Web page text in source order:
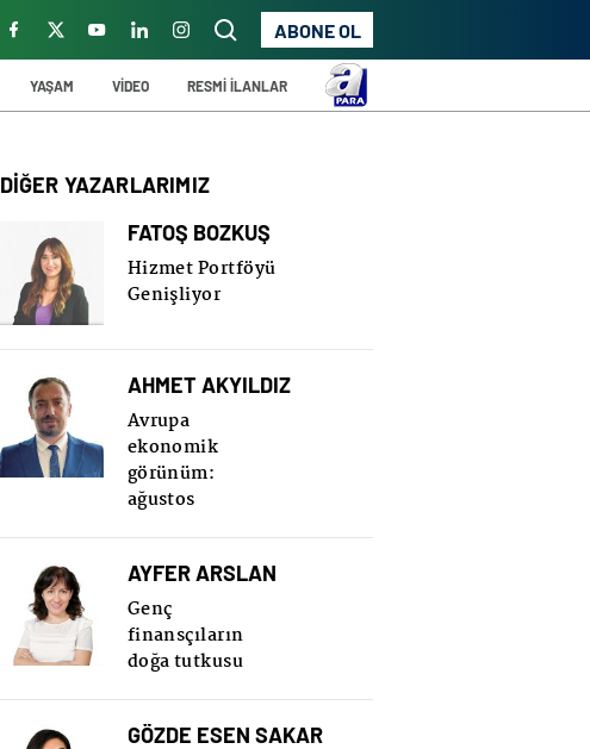
ABONE OL
YAŞAM VİDEO RESMİ İLANLAR
DİĞER YAZARLARIMIZ
FATOŞ BOZKUŞ
Hizmet Portföyü
Genişliyor
AHMET AKYILDIZ
Avrupa
ekonomik
görünüm:
ağustos
AYFER ARSLAN
Genç
finansçıların
doğa tutkusu
GÖZDE ESEN SAKAR